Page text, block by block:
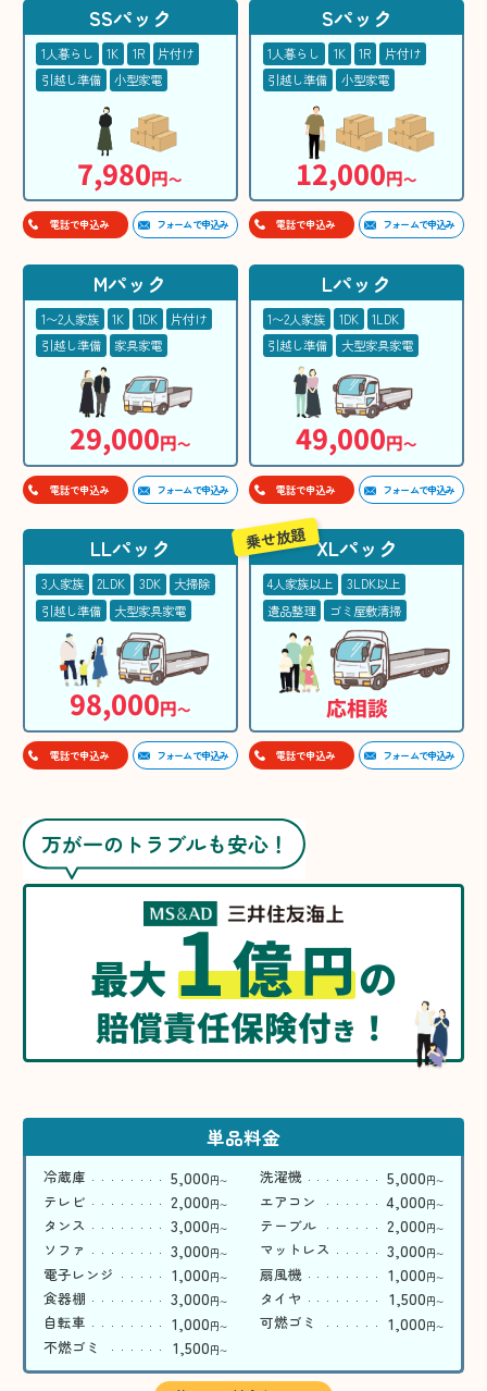
SSパック
1人暮らし 1K 1R
片付け
引越し準備
小型家電
7,980円〜
電話で申込み フォームで申込み
Sパック
1人暮らし 1K 1R
片付け
引越し準備
小型家電
12,000円〜
電話で申込み フォームで申込み
Mパック
1〜2人家族 1K 1DK
片付け
引越し準備
家具家電
29,000円〜
電話で申込み フォームで申込み
Lパック
1〜2人家族 1DK
1LDK
引越し準備
大型家具家電
49,000円〜
電話で申込み フォームで申込み
LLパック
3人家族 2LDK 3DK
大掃除
引越し準備
大型家具家電
98,000円〜
電話で申込み フォームで申込み
XLパック
4人家族以上
3LDK以上
遺品整理
ゴミ屋敷清掃
応相談
乗せ放題
電話で申込み フォームで申込み
万が一のトラブルも安心！
最大1億円の
賠償責任保険付き ！
単品料金
冷蔵庫 5,000円〜 洗濯機 5,000円〜
テレビ 2,000円〜 エアコン 4,000円〜
タンス 3,000円〜 テーブル 2,000円〜
ソファ 3,000円〜 マットレス 3,000円〜
電子レンジ 1,000円〜 扇風機 1,000円〜
食器棚 3,000円〜 タイヤ 1,500円〜
自転車 1,000円〜 可燃ゴミ 1,000円〜
不燃ゴミ 1,500円〜